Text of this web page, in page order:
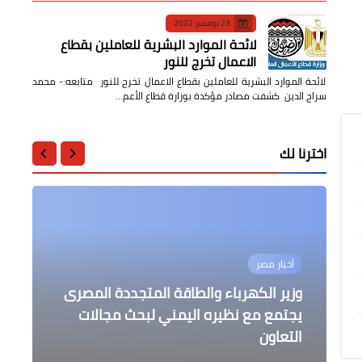
23 نوفمبر 2022
لائحة الموارد البشرية للعاملين بقطاع
الاعمال تخرج للنور
لائحة الموارد البشرية للعاملين بقطاع الاعمال تخرج للنور متابعه:- محمد
سراج الدين كشفت مصادر مؤكدة بوزارة قطاع الأعم…
اخترنا لك
أخبار مصر
وزير الكهرباء والطاقة المتجددة المصرى
يجتمع مع نظيره اليمني لبحث مجالات
التعاون
عالمى
"أهل القرآن" نتيجة المسابقة العالمية
الثامنة والعشرين للقرآن الكريم
أخبار مصر
ضم الطفلة ملك محمد لفصل البيانو
بمواهب الأوبرا وفرقة الشمس لذوي
القدرات
أخبار مصر
مدبولي يجتمع مع محافظ دمياط لبحث
عددا من ملفات العمل المهمة
محافظات
مراكز دروس خصوصية بمركز الحامول